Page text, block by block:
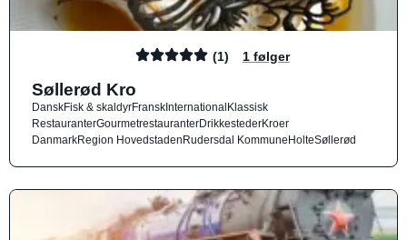
(1) 1 følger
Søllerød Kro
DanskFisk & skaldyrFranskInternationalKlassisk
RestauranterGourmetrestauranterDrikkestederKroer
DanmarkRegion HovedstadenRudersdal KommuneHolteSøllerød